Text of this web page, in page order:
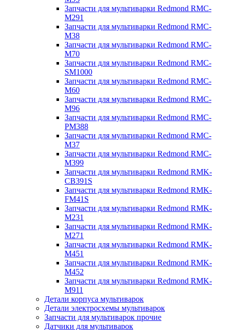
Запчасти для мультиварки Redmond RMC-
M291
Запчасти для мультиварки Redmond RMC-
M38
Запчасти для мультиварки Redmond RMC-
M70
Запчасти для мультиварки Redmond RMC-
SM1000
Запчасти для мультиварки Redmond RMC-
M60
Запчасти для мультиварки Redmond RMC-
M96
Запчасти для мультиварки Redmond RMC-
PM388
Запчасти для мультиварки Redmond RMC-
M37
Запчасти для мультиварки Redmond RMC-
M399
Запчасти для мультиварки Redmond RMK-
CB391S
Запчасти для мультиварки Redmond RMK-
FM41S
Запчасти для мультиварки Redmond RMK-
M231
Запчасти для мультиварки Redmond RMK-
M271
Запчасти для мультиварки Redmond RMK-
M451
Запчасти для мультиварки Redmond RMK-
M452
Запчасти для мультиварки Redmond RMK-
M911
Детали корпуса мультиварок
Детали электросхемы мультиварок
Запчасти для мультиварок прочие
Датчики для мультиварок